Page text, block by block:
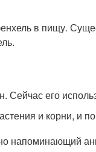
в пищу.
его
и корни, и
напоминающий